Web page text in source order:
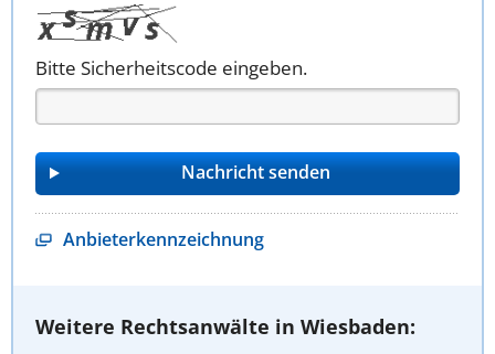
Bitte Sicherheitscode eingeben.
Anbieterkennzeichnung
Weitere Rechtsanwälte in Wiesbaden: